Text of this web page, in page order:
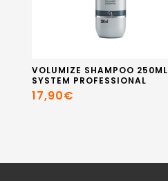
VOLUMIZE SHAMPOO 250ML
SYSTEM PROFESSIONAL
17,90€